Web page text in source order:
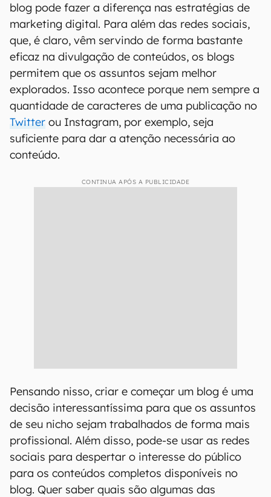
blog pode fazer a diferença nas estratégias de
marketing digital. Para além das redes sociais,
que, é claro, vêm servindo de forma bastante
eficaz na divulgação de conteúdos, os blogs
permitem que os assuntos sejam melhor
explorados. Isso acontece porque nem sempre a
quantidade de caracteres de uma publicação no
Twitter ou Instagram, por exemplo, seja
suficiente para dar a atenção necessária ao
conteúdo.
CONTINUA APÓS A PUBLICIDADE
Pensando nisso, criar e começar um blog é uma
decisão interessantíssima para que os assuntos
de seu nicho sejam trabalhados de forma mais
profissional. Além disso, pode-se usar as redes
sociais para despertar o interesse do público
para os conteúdos completos disponíveis no
blog. Quer saber quais são algumas das